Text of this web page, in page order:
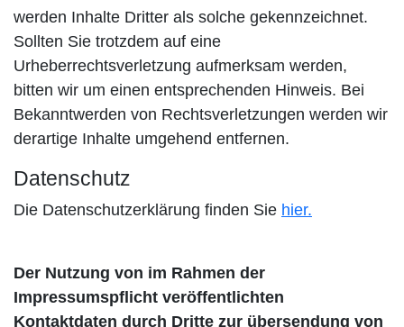
werden Inhalte Dritter als solche gekennzeichnet.
Sollten Sie trotzdem auf eine
Urheberrechtsverletzung aufmerksam werden,
bitten wir um einen entsprechenden Hinweis. Bei
Bekanntwerden von Rechtsverletzungen werden wir
derartige Inhalte umgehend entfernen.
Datenschutz
Die Datenschutzerklärung finden Sie hier.
Der Nutzung von im Rahmen der
Impressumspflicht veröffentlichten
Kontaktdaten durch Dritte zur übersendung von